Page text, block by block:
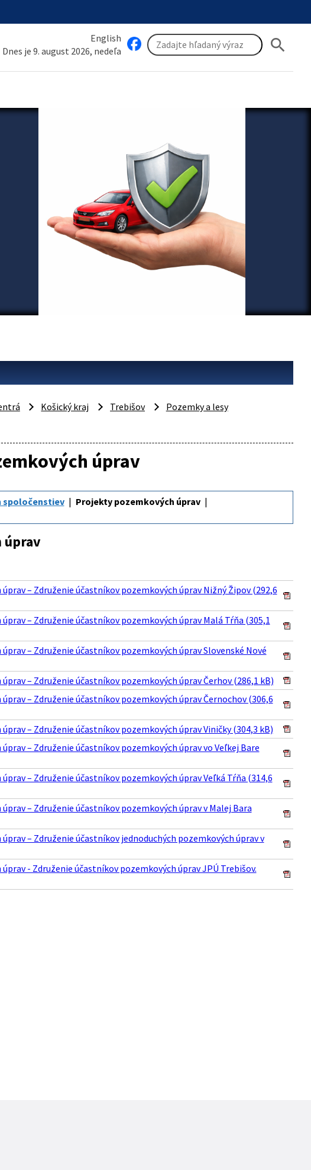
English
Dnes je 9. august 2026, nedeľa
search
Košický kraj Trebišov
Pozemky a lesy
úprav
spoločenstiev
Projekty pozemkových úprav
úprav
– Združenie účastníkov pozemkových úprav Nižný Žipov (292,6
– Združenie účastníkov pozemkových úprav Malá Tŕňa (305,1
– Združenie účastníkov pozemkových úprav Slovenské Nové
– Združenie účastníkov pozemkových úprav Čerhov (286,1 kB)
– Združenie účastníkov pozemkových úprav Černochov (306,6
– Združenie účastníkov pozemkových úprav Viničky (304,3 kB)
– Združenie účastníkov pozemkových úprav vo Veľkej Bare
– Združenie účastníkov pozemkových úprav Veľká Tŕňa (314,6
– Združenie účastníkov pozemkových úprav v Malej Bara
– Združenie účastníkov jednoduchých pozemkových úprav v
- Združenie účastníkov pozemkových úprav JPÚ Trebišov.